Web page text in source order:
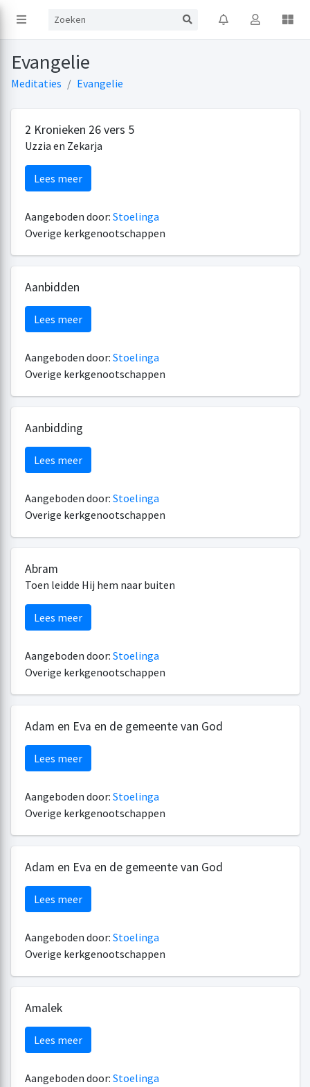
Evangelie
Meditaties Evangelie
2 Kronieken 26 vers 5
Uzzia en Zekarja
Lees meer
Aangeboden door: Stoelinga
Overige kerkgenootschappen
Aanbidden
Lees meer
Aangeboden door: Stoelinga
Overige kerkgenootschappen
Aanbidding
Lees meer
Aangeboden door: Stoelinga
Overige kerkgenootschappen
Abram
Toen leidde Hij hem naar buiten
Lees meer
Aangeboden door: Stoelinga
Overige kerkgenootschappen
Adam en Eva en de gemeente van God
Lees meer
Aangeboden door: Stoelinga
Overige kerkgenootschappen
Adam en Eva en de gemeente van God
Lees meer
Aangeboden door: Stoelinga
Overige kerkgenootschappen
Amalek
Lees meer
Aangeboden door: Stoelinga